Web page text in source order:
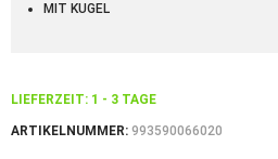
MIT KUGEL
LIEFERZEIT: 1 - 3 TAGE
ARTIKELNUMMER: 993590066020